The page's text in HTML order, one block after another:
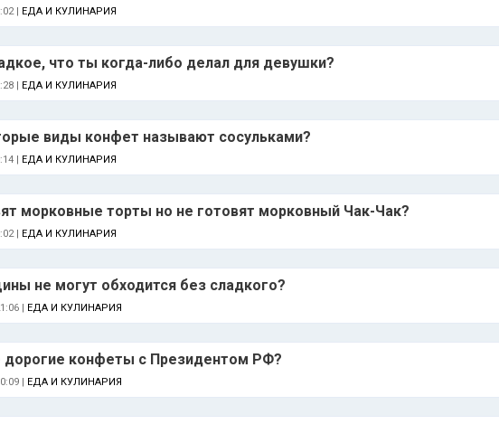
| ЕДА И КУЛИНАРИЯ
что ты когда-либо делал для девушки?
| ЕДА И КУЛИНАРИЯ
виды конфет называют сосульками?
| ЕДА И КУЛИНАРИЯ
морковные торты но не готовят морковный Чак-Чак?
| ЕДА И КУЛИНАРИЯ
не могут обходится без сладкого?
| ЕДА И КУЛИНАРИЯ
дорогие конфеты с Президентом РФ?
| ЕДА И КУЛИНАРИЯ